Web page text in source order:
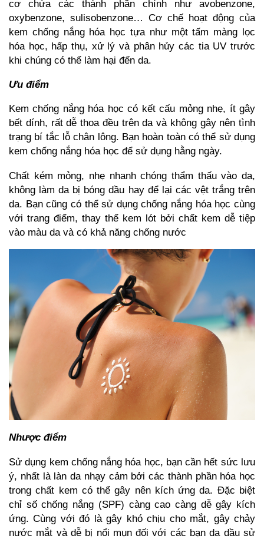
cơ chứa các thành phần chính như avobenzone,
oxybenzone, sulisobenzone… Cơ chế hoạt động của
kem chống nắng hóa học tựa như một tấm màng lọc
hóa học, hấp thụ, xử lý và phân hủy các tia UV trước
khi chúng có thể làm hại đến da.
Ưu điểm
Kem chống nắng hóa học có kết cấu mỏng nhẹ, ít gây
bết dính, rất dễ thoa đều trên da và không gây nên tình
trạng bí tắc lỗ chân lông. Bạn hoàn toàn có thể sử dụng
kem chống nắng hóa học để sử dụng hằng ngày.
Chất kém mỏng, nhẹ nhanh chóng thẩm thấu vào da,
không làm da bị bóng dầu hay để lại các vệt trắng trên
da. Bạn cũng có thể sử dụng chống nắng hóa học cùng
với trang điểm, thay thế kem lót bởi chất kem dễ tiệp
vào màu da và có khả năng chống nước
Nhược điểm
Sử dụng kem chống nắng hóa học, bạn cần hết sức lưu
ý, nhất là làn da nhạy cảm bởi các thành phần hóa học
trong chất kem có thể gây nên kích ứng da. Đặc biệt
chỉ số chống nắng (SPF) càng cao càng dễ gây kích
ứng. Cùng với đó là gây khó chịu cho mắt, gây chảy
nước mắt và dễ bị nổi mụn đối với các bạn da dầu sử